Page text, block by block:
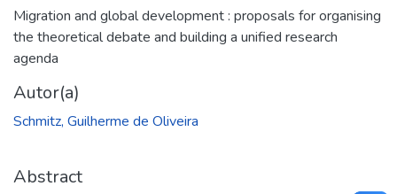
Migration and global development : proposals for organising
the theoretical debate and building a unified research
agenda
Autor(a)
Schmitz, Guilherme de Oliveira
Abstract